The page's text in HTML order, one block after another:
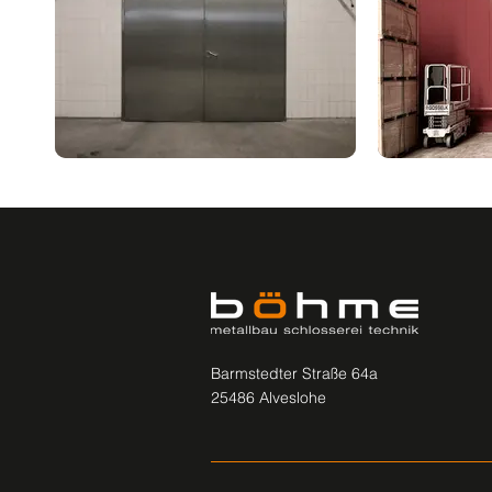
Barmstedter Straße 64a
25486 Alveslohe